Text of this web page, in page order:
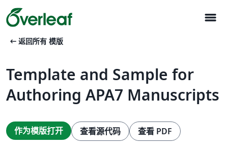
menu
arrow_left_alt 返回所有 模版
Template and Sample for
Authoring APA7 Manuscripts
作为模版打开 查看源代码 查看 PDF